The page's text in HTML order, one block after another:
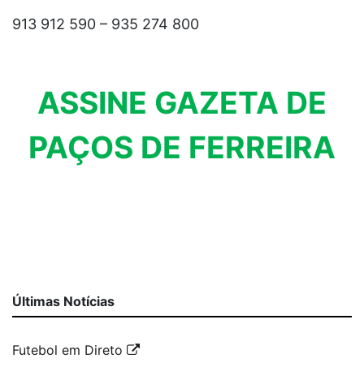
913 912 590 – 935 274 800
ASSINE GAZETA DE
PAÇOS DE FERREIRA
Últimas Notícias
Futebol em Direto